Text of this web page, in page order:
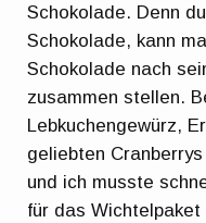
Schokolade. Denn
Schokolade, kann
Schokolade nach
zusammen stellen.
Lebkuchengewürz,
geliebten
und ich musste
für das